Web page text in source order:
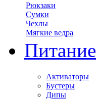
Рюкзаки
Сумки
Чехлы
Мягкие ведра
Питание
Активаторы
Бустеры
Дипы